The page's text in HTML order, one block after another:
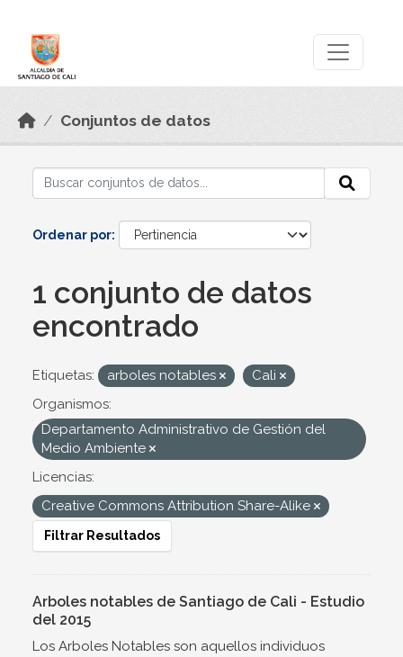
Conjuntos de datos
Ordenar por
1 conjunto de datos
encontrado
Etiquetas: arboles notables
Cali
Organismos:
Departamento Administrativo de Gestión del
Medio Ambiente
Licencias:
Creative Commons Attribution Share-Alike
Filtrar Resultados
Arboles notables de Santiago de Cali - Estudio
del 2015
Los Arboles Notables son aquellos individuos